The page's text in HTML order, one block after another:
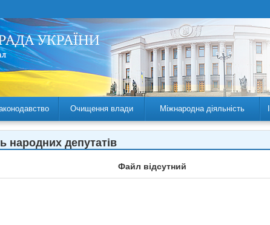
Очищення влади Міжнародна діяльність
народних депутатів
Файл відсутний